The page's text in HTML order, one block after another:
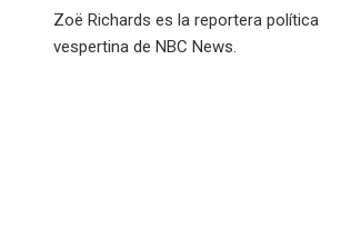
Zoë Richards es la reportera política
vespertina de NBC News.